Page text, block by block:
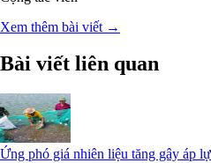
Xem thêm bài viết →
Bài viết liên quan
Ứng phó giá nhiên liệu tăng gây áp